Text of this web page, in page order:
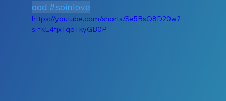
ood #soinlove
https://youtube.com/shorts/Se5BsQ8D20w?
si=kE4fjxTqdTkyGB0P